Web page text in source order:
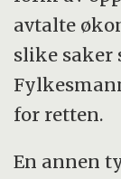
avtalte
slike saker
for retten.
En annen